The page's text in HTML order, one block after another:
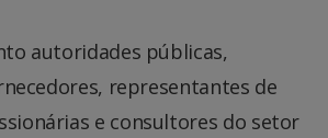
autoridades públicas,
representantes de
e consultores do setor